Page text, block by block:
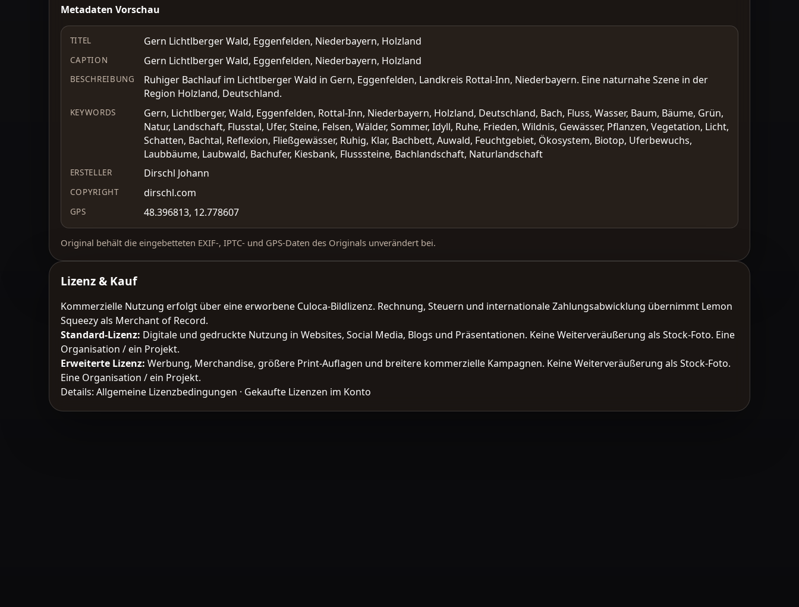
Metadaten Vorschau
TITEL Gern Lichtlberger Wald, Eggenfelden, Niederbayern, Holzland
CAPTION Gern Lichtlberger Wald, Eggenfelden, Niederbayern, Holzland
BESCHREIBUNG
Ruhiger Bachlauf im Lichtlberger Wald in Gern, Eggenfelden, Landkreis Rottal-Inn, Niederbayern. Eine naturnahe Szene in der
Region Holzland, Deutschland.
KEYWORDS
Gern, Lichtlberger, Wald, Eggenfelden, Rottal-Inn, Niederbayern, Holzland, Deutschland, Bach, Fluss, Wasser, Baum, Bäume, Grün,
Natur, Landschaft, Flusstal, Ufer, Steine, Felsen, Wälder, Sommer, Idyll, Ruhe, Frieden, Wildnis, Gewässer, Pflanzen, Vegetation, Licht,
Schatten, Bachtal, Reflexion, Fließgewässer, Ruhig, Klar, Bachbett, Auwald, Feuchtgebiet, Ökosystem, Biotop, Uferbewuchs,
Laubbäume, Laubwald, Bachufer, Kiesbank, Flusssteine, Bachlandschaft, Naturlandschaft
ERSTELLER Dirschl Johann
COPYRIGHT dirschl.com
GPS 48.396813, 12.778607
Original behält die eingebetteten EXIF-, IPTC- und GPS-Daten des Originals unverändert bei.
Lizenz & Kauf
Kommerzielle Nutzung erfolgt über eine erworbene Culoca-Bildlizenz. Rechnung, Steuern und internationale Zahlungsabwicklung übernimmt Lemon
Squeezy als Merchant of Record.
Standard-Lizenz: Digitale und gedruckte Nutzung in Websites, Social Media, Blogs und Präsentationen. Keine Weiterveräußerung als Stock-Foto. Eine
Organisation / ein Projekt.
Erweiterte Lizenz: Werbung, Merchandise, größere Print-Auflagen und breitere kommerzielle Kampagnen. Keine Weiterveräußerung als Stock-Foto.
Eine Organisation / ein Projekt.
Details:Allgemeine Lizenzbedingungen · Gekaufte Lizenzen im Konto